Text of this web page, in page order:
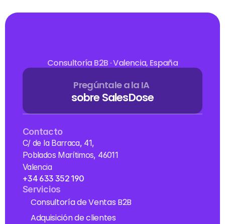
Consultoría B2B · Valencia, España
Pregúntale a la IA
sobre SalesDose
Contacto
C/ de la Barraca, 41,
Poblados Marítimos, 46011
Valencia
+34 633 352 190
Servicios
Consultoría de Ventas B2B
Adquisición de clientes